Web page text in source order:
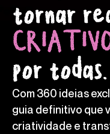
tornar
por todas.
Com 360 ideias
guia definitivo que
criatividade e